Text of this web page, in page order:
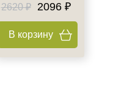
2620 ₽
2096 ₽
В корзину